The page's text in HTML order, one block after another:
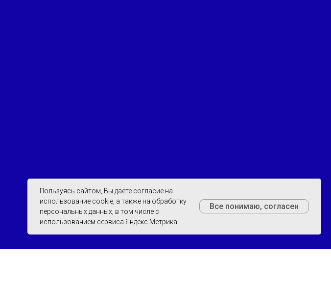
Пользуясь сайтом, Вы даете согласие на
использование cookie, а также на обработку
персональных данных, в том числе с
использованием сервиса Яндекс.Метрика
Все понимаю, согласен